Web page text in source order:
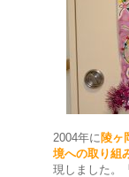
2004年に 陵ヶ
境への取り組
現しました。「